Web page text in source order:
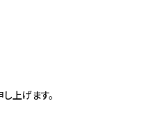
上げます。